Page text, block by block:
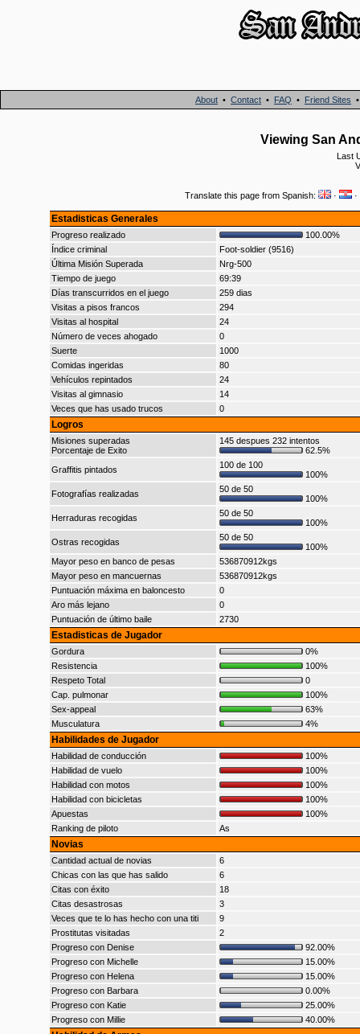
About • Contact • FAQ • Friend Sites
Viewing San
Last
Translate this page from Spanish: · ·
Estadisticas Generales
Progreso realizado
100.00%
Índice criminal
Foot-soldier (9516)
Última Misión Superada
Nrg-500
Tiempo de juego
69:39
Días transcurridos en el juego
259 dias
Visitas a pisos francos
294
Visitas al hospital
24
Número de veces ahogado
0
Suerte
1000
Comidas ingeridas
80
Vehículos repintados
24
Visitas al gimnasio
14
Veces que has usado trucos
0
Logros
Misiones superadas
Porcentaje de Exito
145 despues 232 intentos
62.5%
Graffitis pintados
100 de 100
100%
Fotografías realizadas
50 de 50
100%
Herraduras recogidas
50 de 50
100%
Ostras recogidas
50 de 50
100%
Mayor peso en banco de pesas
536870912kgs
Mayor peso en mancuernas
536870912kgs
Puntuación máxima en baloncesto
0
Aro más lejano
0
Puntuación de último baile
2730
Estadisticas de Jugador
Gordura
0%
Resistencia
100%
Respeto Total
0
Cap. pulmonar
100%
Sex-appeal
63%
Musculatura
4%
Habilidades de Jugador
Habilidad de conducción
100%
Habilidad de vuelo
100%
Habilidad con motos
100%
Habilidad con bicicletas
100%
Apuestas
100%
Ranking de piloto
As
Novias
Cantidad actual de novias
6
Chicas con las que has salido
6
Citas con éxito
18
Citas desastrosas
3
Veces que te lo has hecho con una titi
9
Prostitutas visitadas
2
Progreso con Denise
92.00%
Progreso con Michelle
15.00%
Progreso con Helena
15.00%
Progreso con Barbara
0.00%
Progreso con Katie
25.00%
Progreso con Millie
40.00%